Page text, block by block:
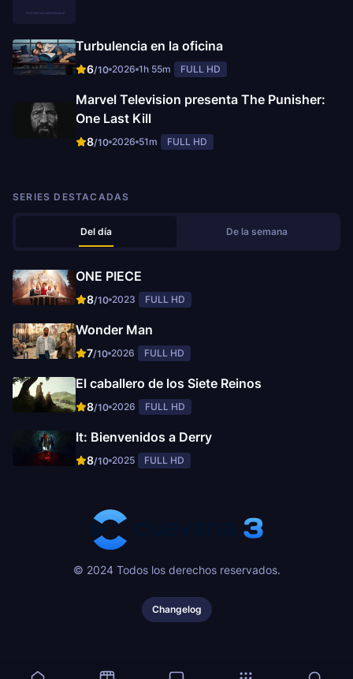
Turbulencia en la oficina
6/10 2026 1h 55m FULL HD
Marvel Television presenta The Punisher:
One Last Kill
8/10 2026 51m FULL HD
SERIES DESTACADAS
Del día De la semana
ONE PIECE
8/10 2023 FULL HD
Wonder Man
7/10 2026 FULL HD
El caballero de los Siete Reinos
8/10 2026 FULL HD
It: Bienvenidos a Derry
8/10 2025 FULL HD
© 2024 Todos los derechos reservados.
Changelog